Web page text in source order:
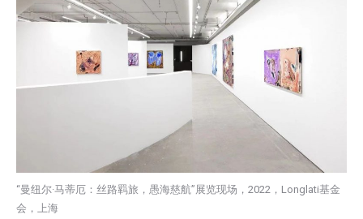
“曼纽尔·马蒂厄：丝路羁旅，愚海慈航”展览现场，2022，Longlati基金
会，上海